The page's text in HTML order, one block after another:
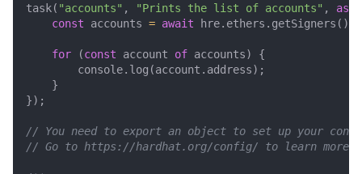
task( "accounts" , "Prints the list of accounts" ,
const
accounts = await hre. ethers . getSigners ();
for (const account of accounts)
{
console. log (account . address);
}
});